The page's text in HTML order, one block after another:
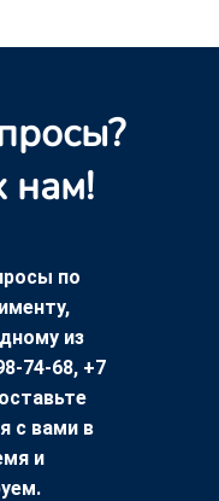
нам!
по
из
74-68, +7
с вами в
и